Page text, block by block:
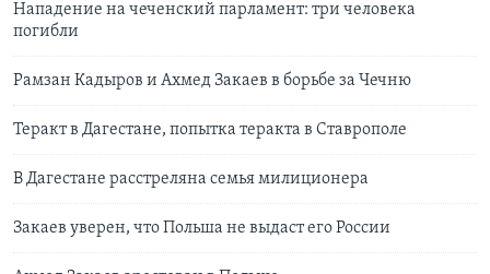
Нападение на чеченский парламент: три человека
погибли
Рамзан Кадыров и Ахмед Закаев в борьбе за Чечню
Теракт в Дагестане, попытка теракта в Ставрополе
В Дагестане расстреляна семья милиционера
Закаев уверен, что Польша не выдаст его России